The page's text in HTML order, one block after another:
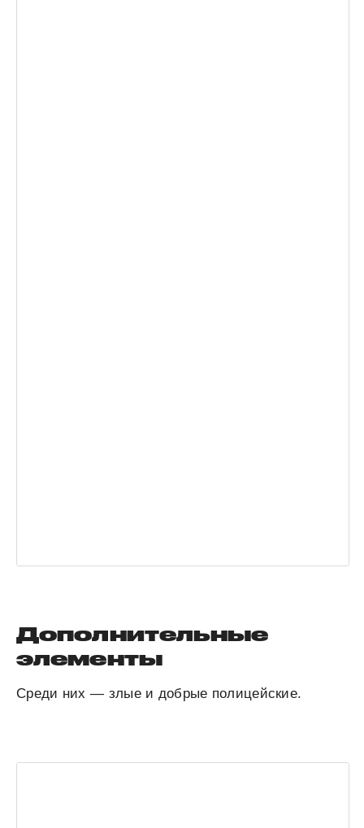
Дополнительные
элементы
Среди них — злые и добрые полицейские.